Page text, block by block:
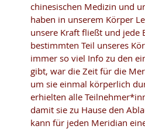
chinesischen Medizin und
haben in unserem Körper
unsere Kraft fließt und jede
bestimmten Teil unseres
immer so viel Info zu den
gibt, war die Zeit für die
um sie einmal körperlich
erhielten alle
damit sie zu Hause den
kann für jeden Meridian